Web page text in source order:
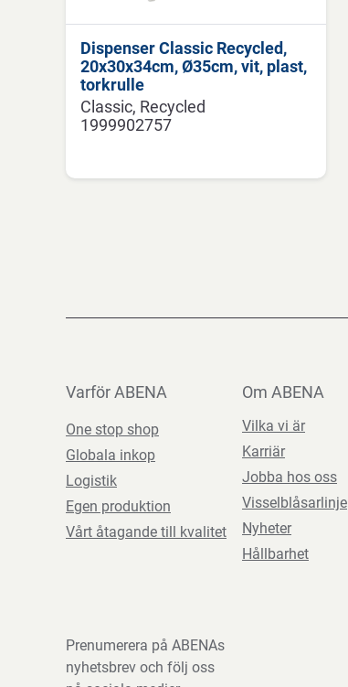
Dispenser Classic Recycled,
20x30x34cm, Ø35cm, vit, plast,
torkrulle
Classic Recycled
1999902757
Varför ABENA
One stop shop
Globala inkop
Logistik
Egen produktion
Vårt åtagande till kvalitet
Om ABENA
Vilka vi är
Karriär
Jobba hos oss
Visselblåsarlinje
Nyheter
Hållbarhet
Prenumerera på ABENAs
nyhetsbrev och följ oss